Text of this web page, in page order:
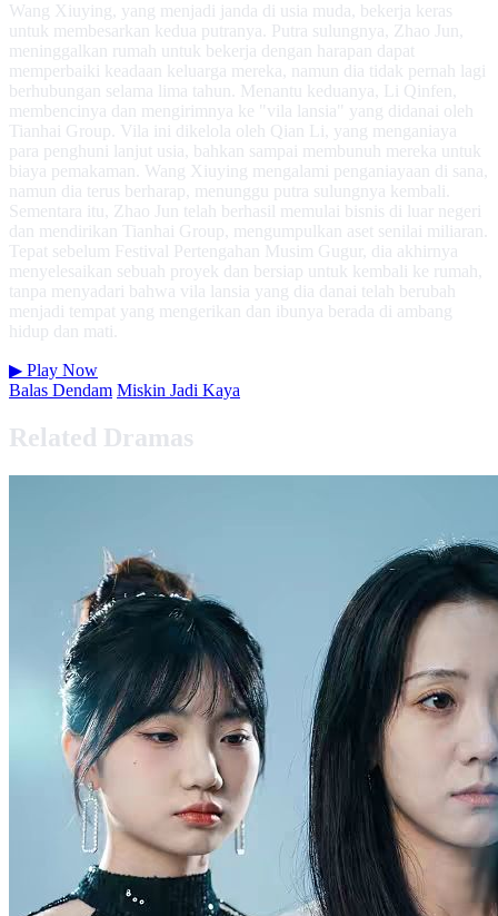
Wang Xiuying, yang menjadi janda di usia muda, bekerja keras
untuk membesarkan kedua putranya. Putra sulungnya, Zhao Jun,
meninggalkan rumah untuk bekerja dengan harapan dapat
memperbaiki keadaan keluarga mereka, namun dia tidak pernah lagi
berhubungan selama lima tahun. Menantu keduanya, Li Qinfen,
membencinya dan mengirimnya ke "vila lansia" yang didanai oleh
Tianhai Group. Vila ini dikelola oleh Qian Li, yang menganiaya
para penghuni lanjut usia, bahkan sampai membunuh mereka untuk
biaya pemakaman. Wang Xiuying mengalami penganiayaan di sana,
namun dia terus berharap, menunggu putra sulungnya kembali.
Sementara itu, Zhao Jun telah berhasil memulai bisnis di luar negeri
dan mendirikan Tianhai Group, mengumpulkan aset senilai miliaran.
Tepat sebelum Festival Pertengahan Musim Gugur, dia akhirnya
menyelesaikan sebuah proyek dan bersiap untuk kembali ke rumah,
tanpa menyadari bahwa vila lansia yang dia danai telah berubah
menjadi tempat yang mengerikan dan ibunya berada di ambang
hidup dan mati.
▶ Play Now
Balas Dendam Miskin Jadi Kaya
Related Dramas